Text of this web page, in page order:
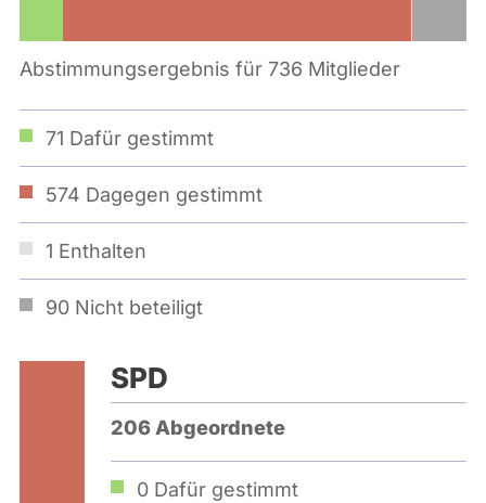
Abstimmungsergebnis für 736 Mitglieder
71 Dafür gestimmt
574 Dagegen gestimmt
1 Enthalten
90 Nicht beteiligt
SPD
206 Abgeordnete
0 Dafür gestimmt